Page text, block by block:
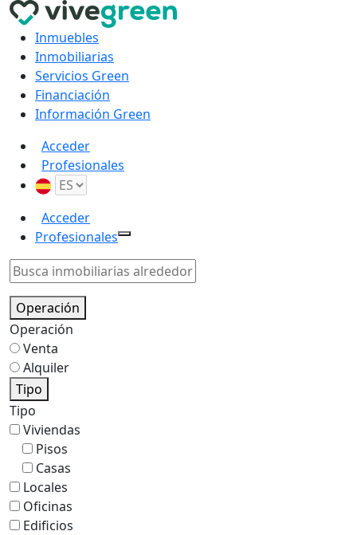
Inmuebles
Inmobiliarias
Servicios Green
Financiación
Información Green
Acceder
Profesionales
Acceder
Profesionales
Operación
Operación
Venta
Alquiler
Tipo
Tipo
Viviendas
Pisos
Casas
Locales
Oficinas
Edificios